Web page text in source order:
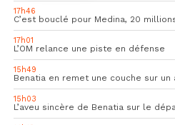
17h46
C’est bouclé pour Medina, 20
17h01
L’OM relance une piste en défense
15h49
Benatia en remet une couche sur un
15h03
L’aveu sincère de Benatia sur le